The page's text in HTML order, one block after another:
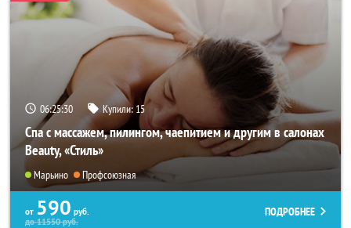
06:25:26 Купили: 15
Спа с массажем, пилингом, чаепитием и другим в салонах
Beauty, «Стиль»
Марьино Профсоюзная
от 590 руб.
до11550руб.
ПОДРОБНЕЕ